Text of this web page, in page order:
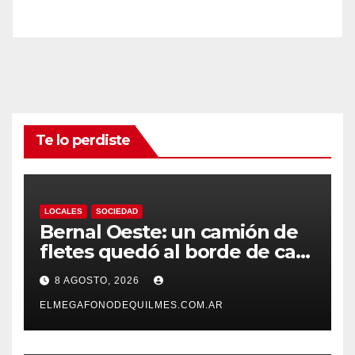
Te lo perdiste
LOCALES SOCIEDAD
Bernal Oeste: un camión de
fletes quedó al borde de caer
al arroyo Las Piedras
8 AGOSTO, 2026
ELMEGAFONODEQUILMES.COM.AR